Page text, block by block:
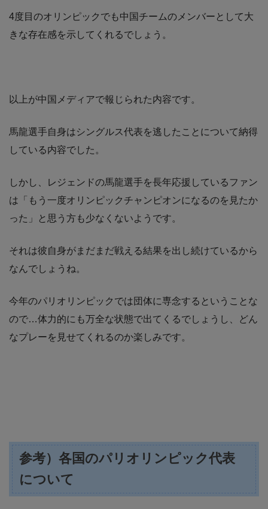
4度目のオリンピックでも中国チームのメンバーとして大
きな存在感を示してくれるでしょう。
以上が中国メディアで報じられた内容です。
馬龍選手自身はシングルス代表を逃したことについて納得
している内容でした。
しかし、レジェンドの馬龍選手を長年応援しているファン
は「もう一度オリンピックチャンピオンになるのを見たか
った」と思う方も少なくないようです。
それは彼自身がまだまだ戦える結果を出し続けているから
なんでしょうね。
今年のパリオリンピックでは団体に専念するということな
ので…体力的にも万全な状態で出てくるでしょうし、どん
なプレーを見せてくれるのか楽しみです。
参考）各国のパリオリンピック代表
について